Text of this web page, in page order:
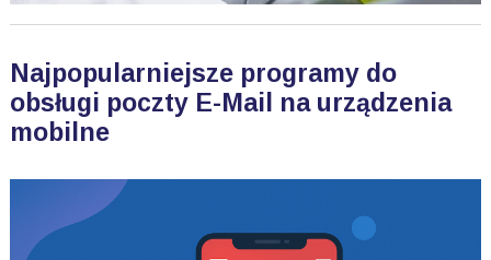
Najpopularniejsze programy do
obsługi poczty E-Mail na urządzenia
mobilne